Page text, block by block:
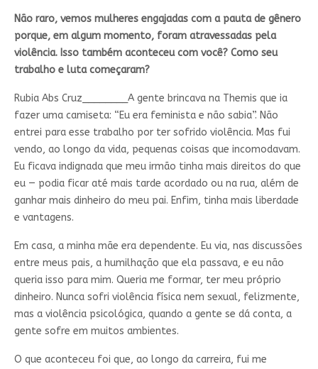
Não raro, vemos mulheres engajadas com a pauta de gênero
porque, em algum momento, foram atravessadas pela
violência. Isso também aconteceu com você? Como seu
trabalho e luta começaram?
Rubia Abs Cruz________ A gente brincava na Themis que ia
fazer uma camiseta: “Eu era feminista e não sabia”. Não
entrei para esse trabalho por ter sofrido violência. Mas fui
vendo, ao longo da vida, pequenas coisas que incomodavam.
Eu ficava indignada que meu irmão tinha mais direitos do que
eu — podia ficar até mais tarde acordado ou na rua, além de
ganhar mais dinheiro do meu pai. Enfim, tinha mais liberdade
e vantagens.
Em casa, a minha mãe era dependente. Eu via, nas discussões
entre meus pais, a humilhação que ela passava, e eu não
queria isso para mim. Queria me formar, ter meu próprio
dinheiro. Nunca sofri violência física nem sexual, felizmente,
mas a violência psicológica, quando a gente se dá conta, a
gente sofre em muitos ambientes.
O que aconteceu foi que, ao longo da carreira, fui me